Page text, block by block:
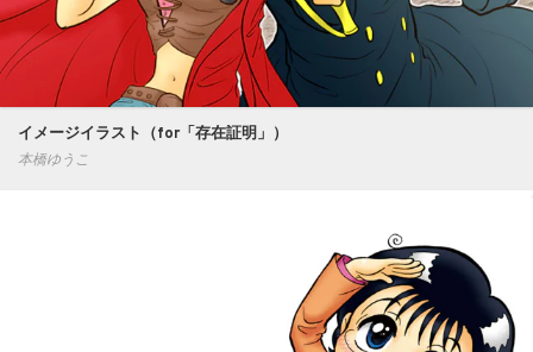
イメージイラスト（for「存在証明」）
本橋ゆうこ